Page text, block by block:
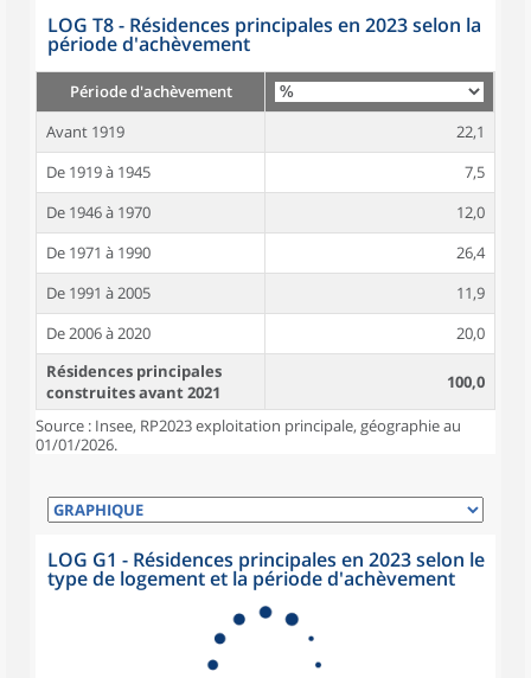
LOG T8 - Résidences principales en 2023 selon la
période d'achèvement
Période d'achèvement
Avant 1919
22,1
De 1919 à 1945
7,5
De 1946 à 1970
12,0
De 1971 à 1990
26,4
De 1991 à 2005
11,9
De 2006 à 2020
20,0
Résidences principales
construites avant 2021
100,0
Source : Insee, RP2023 exploitation principale, géographie au
01/01/2026.
LOG G1 - Résidences principales en 2023 selon le
type de logement et la période d'achèvement